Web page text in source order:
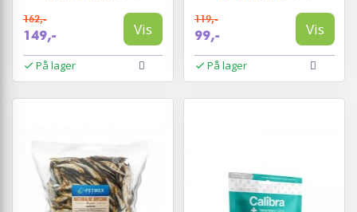
162,-
149,- Vis
På lager
119,-
99,- Vis
På lager